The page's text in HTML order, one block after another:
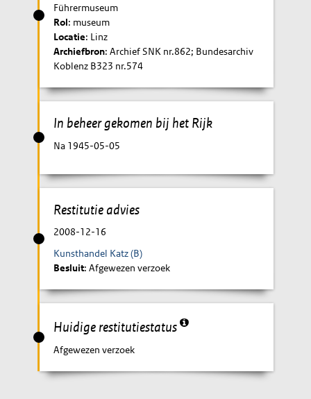
Führermuseum
Rol: museum
Locatie: Linz
Archiefbron: Archief SNK nr.862; Bundesarchiv
Koblenz B323 nr.574
In beheer gekomen bij het Rijk
Na 1945-05-05
Restitutie advies
2008-12-16
Kunsthandel Katz (B)
Besluit: Afgewezen verzoek
Huidige restitutiestatus
Afgewezen verzoek